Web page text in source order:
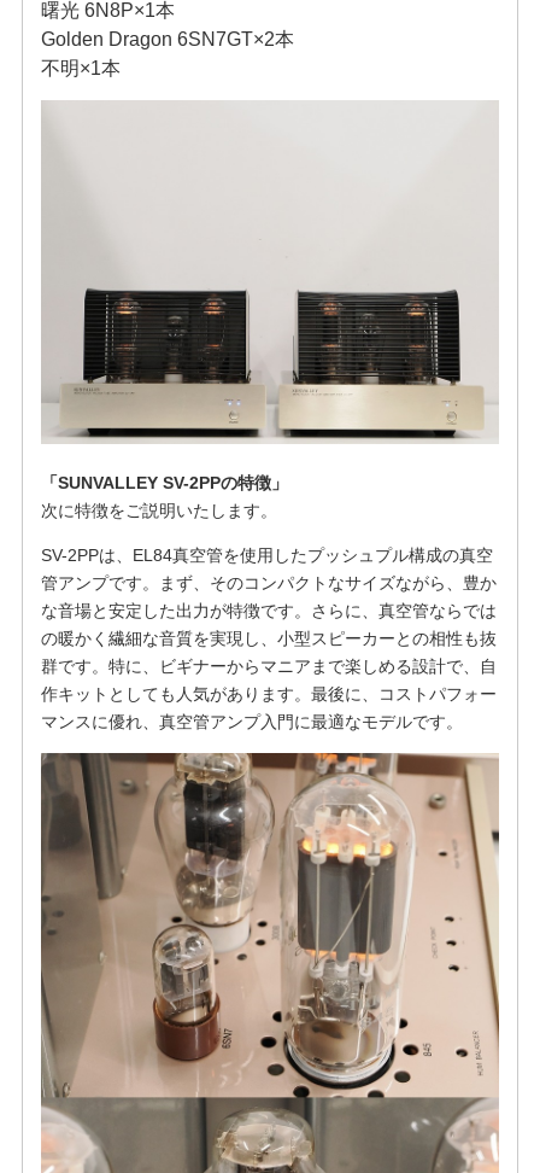
曙光 6N8P×1本
Golden Dragon 6SN7GT×2本
不明×1本
「SUNVALLEY SV-2PPの特徴」
次に特徴をご説明いたします。
SV-2PPは、EL84真空管を使用したプッシュプル構成の真空
管アンプです。まず、そのコンパクトなサイズながら、豊か
な音場と安定した出力が特徴です。さらに、真空管ならでは
の暖かく繊細な音質を実現し、小型スピーカーとの相性も抜
群です。特に、ビギナーからマニアまで楽しめる設計で、自
作キットとしても人気があります。最後に、コストパフォー
マンスに優れ、真空管アンプ入門に最適なモデルです。